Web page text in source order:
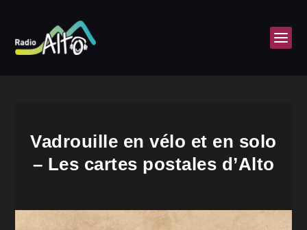
Vadrouille en vélo et en solo
– Les cartes postales d’Alto